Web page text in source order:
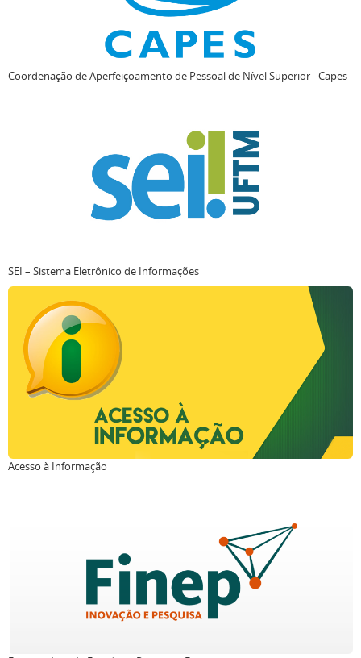
Coordenação de Aperfeiçoamento de Pessoal de Nível Superior - Capes
SEI – Sistema Eletrônico de Informações
Acesso à Informação